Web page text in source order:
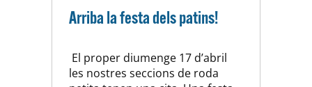
Arriba la festa dels patins!
El proper diumenge 17 d’abril
les nostres seccions de roda